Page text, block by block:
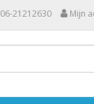
06-21212630 Mijn